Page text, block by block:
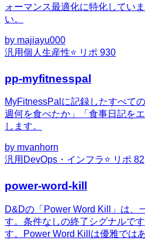
ォーマンス最適化に特化してい
い。
by majiayu000
汎用個人生産性⭐ リポ 930
pp-myfitnesspal
MyFitnessPalに記録したすべて
週何を食べたか」「食事日記を
します。
by mvanhorn
汎用 DevOps・インフラ⭐ リポ 82
power-word-kill
D&Dの「Power Word Kill」は、
す。条件なしの終了シグナルで
す。Power Word Killは優雅では